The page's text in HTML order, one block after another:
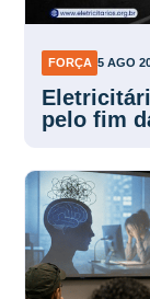
FORÇA 5 AGO
pelo fim